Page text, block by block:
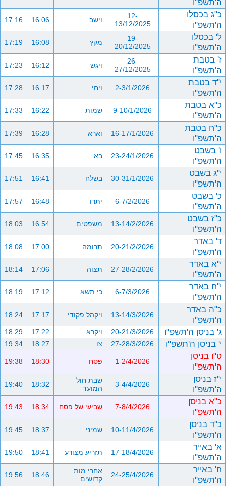
ה'תשפ"ו
כ"ג בכסלו
ה'תשפ"ו
12-
13/12/2025
וישב 16:06
17:16
ל' בכסלו
ה'תשפ"ו
19-
20/12/2025
מקץ 16:08
17:19
ז' בטבת
ה'תשפ"ו
26-
27/12/2025
ויגש 16:12
17:23
י"ד בטבת
ה'תשפ"ו
2-3/1/2026 ויחי 16:17
17:28
כ"א בטבת
ה'תשפ"ו
9-10/1/2026 שמות 16:22
17:33
כ"ח בטבת
ה'תשפ"ו
16-17/1/2026 וארא 16:28
17:39
ו' בשבט
ה'תשפ"ו
23-24/1/2026 בא 16:35
17:45
י"ג בשבט
ה'תשפ"ו
30-31/1/2026 בשלח 16:41
17:51
כ' בשבט
ה'תשפ"ו
6-7/2/2026 יתרו 16:48
17:57
כ"ז בשבט
ה'תשפ"ו
13-14/2/2026 משפטים 16:54
18:03
ד' באדר
ה'תשפ"ו
20-21/2/2026 תרומה 17:00
18:08
י"א באדר
ה'תשפ"ו
27-28/2/2026 תצוה 17:06
18:14
י"ח באדר
ה'תשפ"ו
6-7/3/2026 כי תשא 17:12
18:19
כ"ה באדר
ה'תשפ"ו
13-14/3/2026 ויקהל פקודי 17:17
18:24
ג' בניסן ה'תשפ"ו 20-21/3/2026 ויקרא 17:22
18:29
י' בניסן ה'תשפ"ו 27-28/3/2026 צו 18:27
19:34
ט"ו בניסן
ה'תשפ"ו
1-2/4/2026 פסח 18:30
19:38
י"ז בניסן
ה'תשפ"ו
3-4/4/2026
שבת חול
המועד
18:32
19:40
כ"א בניסן
ה'תשפ"ו
7-8/4/2026 שביעי של פסח 18:34
19:43
כ"ד בניסן
ה'תשפ"ו
10-11/4/2026 שמיני 18:37
19:45
א' באייר
ה'תשפ"ו
17-18/4/2026 תזריע מצורע 18:41
19:50
ח' באייר
ה'תשפ"ו
24-25/4/2026
אחרי מות
קדושים
18:46
19:56